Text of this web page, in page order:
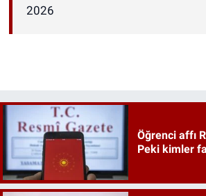
2026
Öğrenci affı
Peki kimler